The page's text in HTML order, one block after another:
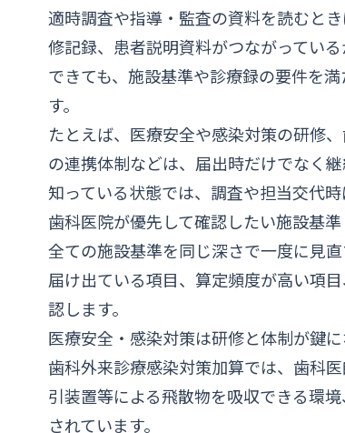
適時調査や指導・監査の資料を読むと
修記録、患者説明資料がつながってい
できても、施設基準や診療録の要件を
す。
たとえば、医療安全や感染対策の研修
の連携体制などは、届出時だけでなく
知っている状態では、調査や担当交代時
歯科医院が優先して確認したい施設基準
全ての施設基準を同じ深さで一度に見
届け出ている項目、算定頻度が高い項
認します。
医療安全・感染対策は研修と体制が鍵に
歯科外来診療感染対策加算では、歯科
引装置等による飛散物を吸収できる環
されています。